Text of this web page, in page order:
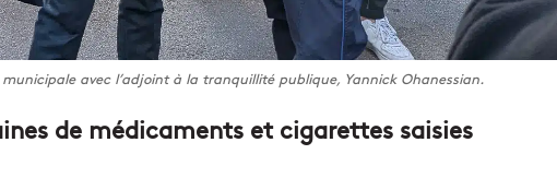
avec l’adjoint à la tranquillité publique, Yannick Ohanessian.
de médicaments et cigarettes saisies